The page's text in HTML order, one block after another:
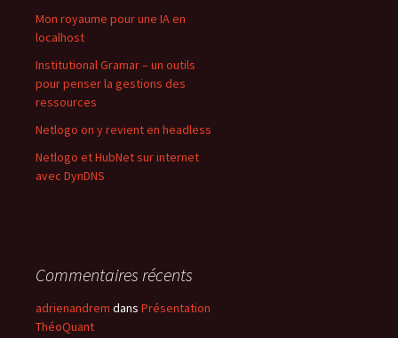
Mon royaume pour une IA en
localhost
Institutional Gramar – un outils
pour penser la gestions des
ressources
Netlogo on y revient en headless
Netlogo et HubNet sur internet
avec DynDNS
Commentaires récents
adrienandrem dans Présentation
ThéoQuant